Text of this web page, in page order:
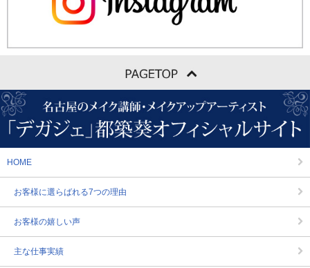
HOME
お客様に選らばれる7つの理由
お客様の嬉しい声
主な仕事実績